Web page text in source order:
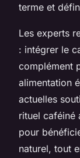
terme et
Les experts
: intégrer le
complément
alimentation
actuelles
rituel caféiné
pour
naturel, tout